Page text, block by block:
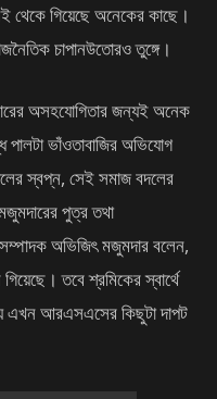
থেকে গিয়েছে অনেকের কাছে।
চাপানউতোরও তুঙ্গে।
অসহযোগিতার জন্যই অনেক
পালটা ভাঁওতাবাজির অভিযোগ
স্বপ্ন, সেই সমাজ বদলের
পুত্র তথা
অভিজিৎ মজুমদার বলেন,
তবে শ্রমিকের স্বার্থে
এখন আরএসএসের কিছুটা দাপট